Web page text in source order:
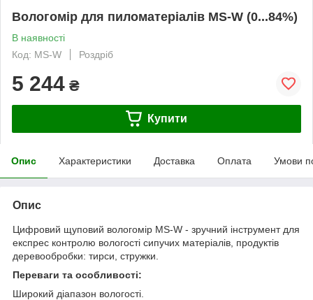
Вологомір для пиломатеріалів MS-W (0...84%)
В наявності
Код: MS-W
Роздріб
5 244 ₴
Купити
Опис Характеристики Доставка Оплата Умови
Опис
Цифровий щуповий вологомір MS-W - зручний інструмент для
експрес контролю вологості сипучих матеріалів, продуктів
деревообробки: тирси, стружки.
Переваги та особливості:
Широкий діапазон вологості.